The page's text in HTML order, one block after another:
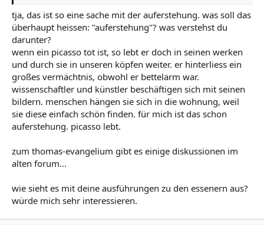
tja, das ist so eine sache mit der auferstehung. was soll das
überhaupt heissen: "auferstehung"? was verstehst du
darunter?
wenn ein picasso tot ist, so lebt er doch in seinen werken
und durch sie in unseren köpfen weiter. er hinterliess ein
großes vermächtnis, obwohl er bettelarm war.
wissenschaftler und künstler beschäftigen sich mit seinen
bildern. menschen hängen sie sich in die wohnung, weil
sie diese einfach schön finden. für mich ist das schon
auferstehung. picasso lebt.
zum thomas-evangelium gibt es einige diskussionen im
alten forum...
wie sieht es mit deine ausführungen zu den essenern aus?
würde mich sehr interessieren.